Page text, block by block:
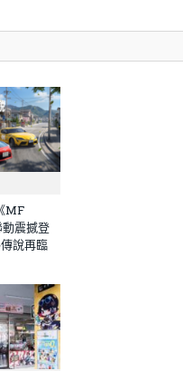
MF
震撼登
說再臨